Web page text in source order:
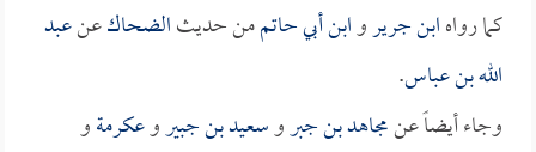
كما رواهابن جريروابن أبي حاتممن حديثالضحاكعنعبد
الله بن عباس.
وجاء أيضاً عنمجاهد بن جبروسعيد بن جبيروعكرمةو